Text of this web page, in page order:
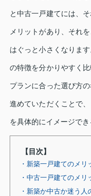
と中古一戸建てには、
メリットがあり、それ
はぐっと小さくなりま
の特徴を分かりやすく
プランに合った選び方
進めていただくことで
を具体的にイメージで
【目次】
・新築一戸建てのメ
・中古一戸建てのメ
・新築か中古か迷う